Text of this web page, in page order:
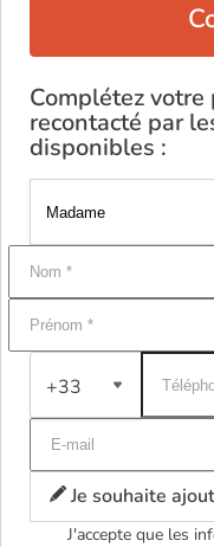
Complétez
recontacté par
disponibles :
+33
Je souhaite
J'accepte que les